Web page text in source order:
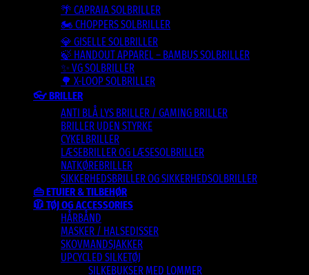
🌴 CAPRAIA SOLBRILLER
🏍️ CHOPPERS SOLBRILLER
💎 GISELLE SOLBRILLER
🍃 HANDOUT APPAREL – BAMBUS SOLBRILLER
✨ VG SOLBRILLER
🌳 X-LOOP SOLBRILLER
👓 BRILLER
ANTI BLÅ LYS BRILLER / GAMING BRILLER
BRILLER UDEN STYRKE
CYKELBRILLER
LÆSEBRILLER OG LÆSESOLBRILLER
NATKØREBRILLER
SIKKERHEDSBRILLER OG SIKKERHEDSOLBRILLER
👜 ETUIER & TILBEHØR
🧥 TØJ OG ACCESSORIES
HÅRBÅND
MASKER / HALSEDISSER
SKOVMANDSJAKKER
UPCYCLED SILKETØJ
SILKEBUKSER MED LOMMER